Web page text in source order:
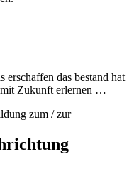
erschaffen das bestand hat
Zukunft erlernen …
zum / zur